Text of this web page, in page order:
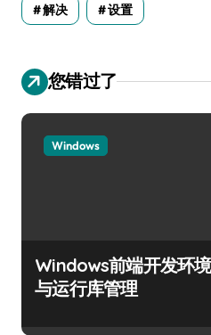
解决 设置
您错过了
Windows
Windows前端开发环
与运行库管理